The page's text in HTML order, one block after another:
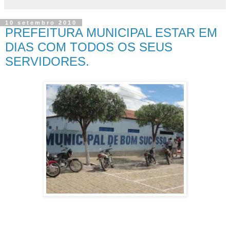
10 setembro 2010
PREFEITURA MUNICIPAL ESTAR EM
DIAS COM TODOS OS SEUS
SERVIDORES.